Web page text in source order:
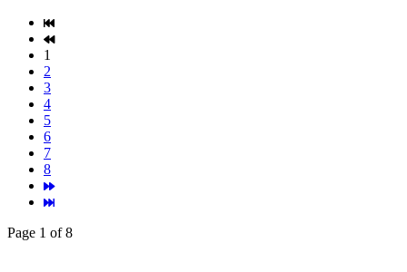
1
2
3
4
5
6
7
8
Page 1 of 8